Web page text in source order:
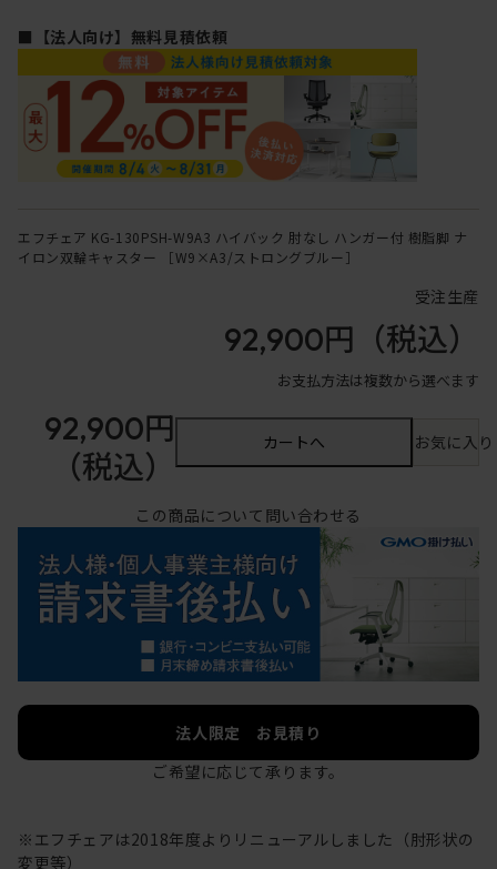
■【法人向け】無料見積依頼
エフチェア KG-130PSH-W9A3 ハイバック 肘なし ハンガー付 樹脂脚 ナ
イロン双輪キャスター ［W9×A3/ストロングブルー］
受注生産
92,900円 （税込）
お支払方法は複数から選べます
92,900円
（税込）
カートへ お気に入
この商品について問い合わせる
法人限定 お見積り
ご希望に応じて承ります。
※エフチェアは2018年度よりリニューアルしました（肘形状の
変更等）